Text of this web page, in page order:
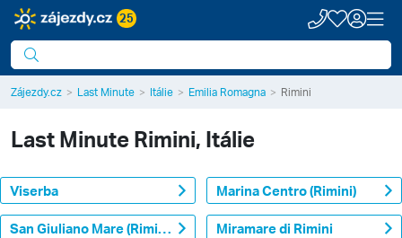
25
Zájezdy.cz Last Minute Itálie Emilia Romagna Rimini
Last MinuteRimini, Itálie
Viserba Marina Centro (Rimini)
San Giuliano Mare (Rimini) Miramare di Rimini